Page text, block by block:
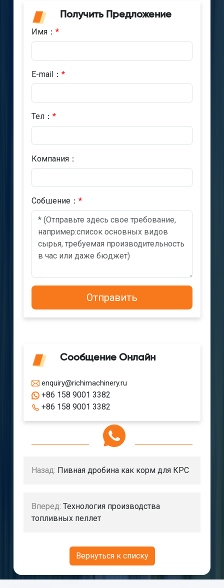
Получить Предложение
Имя： *
E-mail： *
Тел： *
Компания：
Cобшениe： *
Сообщение Онлайн
enquiry@richimachinery.ru
+86 158 9001 3382
+86 158 9001 3382
Назад: Пивная дробина как корм для КРС
Вперед: Технология производства
топливных пеллет
Вернуться к списку